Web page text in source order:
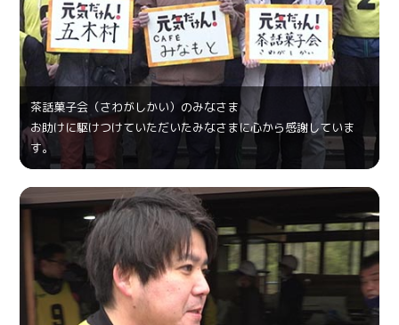
茶話菓⼦会（さわがしかい）のみなさま
お助けに駆けつけていただいたみなさまに心から感謝していま
す。